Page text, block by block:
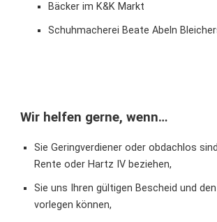
Bäcker im K&K Markt
Schuhmacherei Beate Abeln
Wir helfen gerne, wenn…
Sie Geringverdiener oder obdachlos
Rente oder Hartz IV beziehen,
Sie uns Ihren gültigen Bescheid und
vorlegen können,